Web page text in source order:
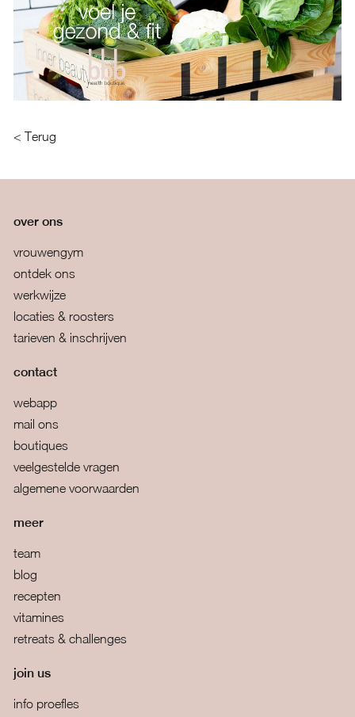
< Terug
over ons
vrouwengym
ontdek ons
werkwijze
locaties & roosters
tarieven & inschrijven
contact
webapp
mail ons
boutiques
veelgestelde vragen
algemene voorwaarden
meer
team
blog
recepten
vitamines
retreats & challenges
join us
info proefles